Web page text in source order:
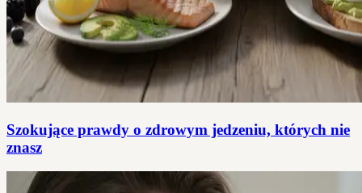
Szokujące prawdy o zdrowym jedzeniu, których nie
znasz